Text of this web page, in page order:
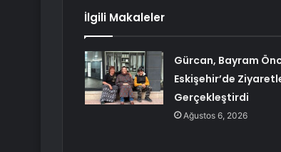
İlgili Makaleler
Gürcan, Bayram
Eskişehir’de
Gerçekleştirdi
Ağustos 6, 2026